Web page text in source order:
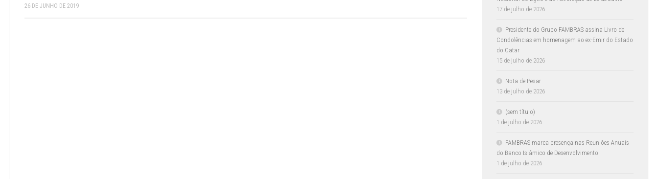
26 DE JUNHO DE 2019
17 de julho de 2026
Presidente do Grupo FAMBRAS assina Livro de
Condolências em homenagem ao ex-Emir do Estado
do Catar
15 de julho de 2026
Nota de Pesar
13 de julho de 2026
(sem título)
1 de julho de 2026
FAMBRAS marca presença nas Reuniões Anuais
do Banco Islâmico de Desenvolvimento
1 de julho de 2026